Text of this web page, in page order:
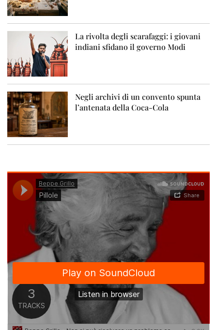
La rivolta degli scarafaggi: i giovani
indiani sfidano il governo Modi
Negli archivi di un convento spunta
l’antenata della Coca-Cola